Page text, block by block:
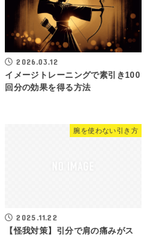
2026.03.12
イメージトレーニングで素引き100
回分の効果を得る方法
腕を使わない引き方
2025.11.22
【怪我対策】引分で肩の痛みがス